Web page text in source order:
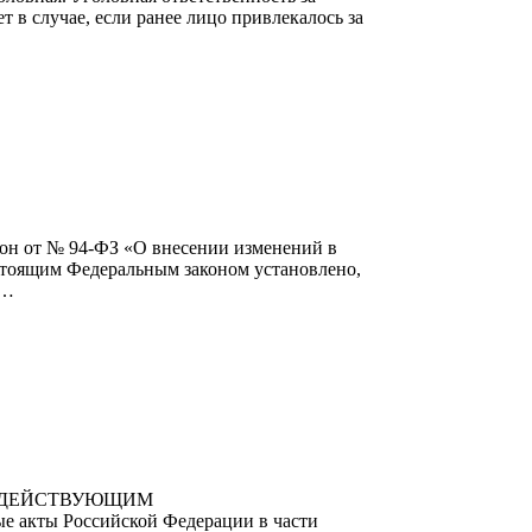
случае, если ранее лицо привлекалось за
№ 94-ФЗ «О внесении изменений в
Федеральным законом установлено,
…
ДЕЙСТВУЮЩИМ
Российской Федерации в части